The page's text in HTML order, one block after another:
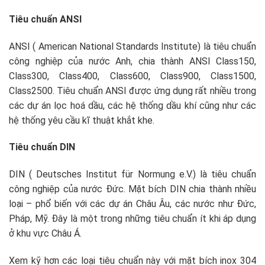
Tiêu chuẩn ANSI
ANSI ( American National Standards Institute) là tiêu chuẩn
công nghiệp của nước Anh, chia thành ANSI Class150,
Class300, Class400, Class600, Class900, Class1500,
Class2500. Tiêu chuẩn ANSI được ứng dụng rất nhiều trong
các dự án lọc hoá dầu, các hệ thống dầu khí cũng như các
hệ thống yêu cầu kĩ thuật khắt khe.
Tiêu chuẩn DIN
DIN ( Deutsches Institut für Normung e.V.) là tiêu chuẩn
công nghiệp của nước Đức. Mặt bích DIN chia thành nhiều
loại – phổ biến với các dự án Châu Âu, các nước như Đức,
Pháp, Mỹ. Đây là một trong những tiêu chuẩn ít khi áp dụng
ở khu vực Châu Á.
Xem kỹ hơn các loại tiêu chuẩn này với mặt bích inox 304